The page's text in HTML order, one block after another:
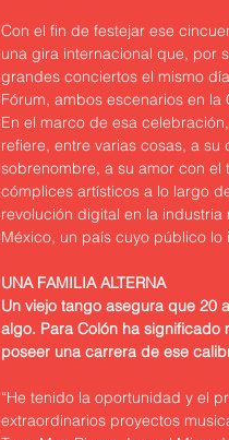
Con el fin de festejar ese
una gira internacional que, por
grandes conciertos el mismo
Fórum, ambos escenarios en la
En el marco de esa
refiere, entre varias cosas, a su
sobrenombre, a su amor con el
cómplices artísticos a lo largo
revolución digital en la
México, un país cuyo público lo
UNA FAMILIA ALTERNA
Un viejo tango asegura que 20
algo. Para Colón ha significado
poseer una carrera de ese
“He tenido la oportunidad y el
extraordinarios proyectos